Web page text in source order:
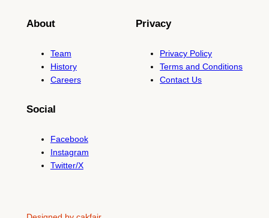
About
Team
History
Careers
Privacy
Privacy Policy
Terms and Conditions
Contact Us
Social
Facebook
Instagram
Twitter/X